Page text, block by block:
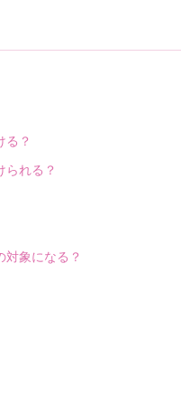
る？
られる？
対象になる？